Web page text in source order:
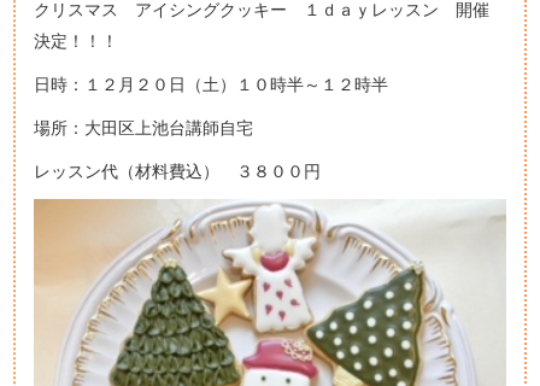
クリスマス アイシングクッキー １ｄａｙレッスン 開催
決定！！！
日時：１２月２０日（土）１０時半～１２時半
場所：大田区上池台講師自宅
レッスン代（材料費込） ３８００円